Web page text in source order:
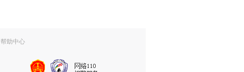
帮助中心